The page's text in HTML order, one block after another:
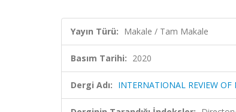
Yayın Türü: Makale / Tam Makale
Basım Tarihi: 2020
Dergi Adı: INTERNATIONAL REVIEW